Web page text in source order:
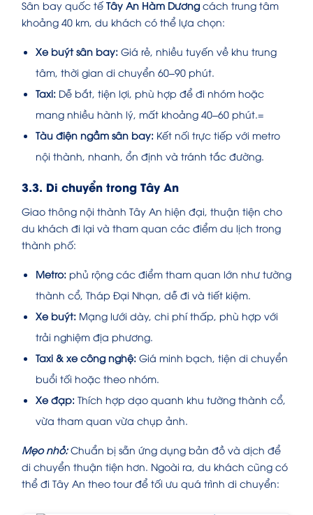
Sân bay quốc tế Tây An Hàm Dương cách trung tâm
khoảng 40 km, du khách có thể lựa chọn:
Xe buýt sân bay: Giá rẻ, nhiều tuyến về khu trung
tâm, thời gian di chuyển 60–90 phút.
Taxi: Dễ bắt, tiện lợi, phù hợp để đi nhóm hoặc
mang nhiều hành lý, mất khoảng 40–60 phút.=
Tàu điện ngầm sân bay: Kết nối trực tiếp với metro
nội thành, nhanh, ổn định và tránh tắc đường.
3.3. Di chuyển trong Tây An
Giao thông nội thành Tây An hiện đại, thuận tiện cho
du khách đi lại và tham quan các điểm du lịch trong
thành phố:
Metro: phủ rộng các điểm tham quan lớn như tường
thành cổ, Tháp Đại Nhạn, dễ đi và tiết kiệm.
Xe buýt: Mạng lưới dày, chi phí thấp, phù hợp với
trải nghiệm địa phương.
Taxi & xe công nghệ: Giá minh bạch, tiện di chuyển
buổi tối hoặc theo nhóm.
Xe đạp: Thích hợp dạo quanh khu tường thành cổ,
vừa tham quan vừa chụp ảnh.
Mẹo nhỏ:Chuẩn bị sẵn ứng dụng bản đồ và dịch để
di chuyển thuận tiện hơn. Ngoài ra, du khách cũng có
thể đi Tây An theo tour để tối ưu quá trình di chuyển: